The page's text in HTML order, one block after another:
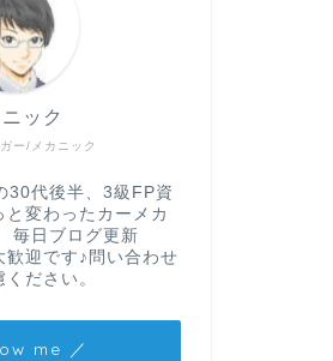
ー/メカニック
ック
30代後半、3級FP資
変わったカーメカ
毎日ブログ更新
迎です♪問い合わせ
ださい。
me ／